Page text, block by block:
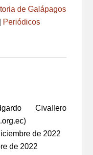
de Galápagos
Periódicos
Civallero
de 2022
de 2022